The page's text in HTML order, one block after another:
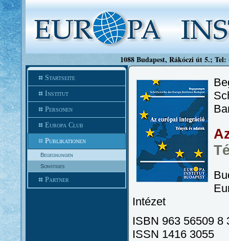
1088 Budapest, Rákóczi út 5.;
Startseite
Institut
Personen
Europa Club
Publikationen
Begegnungen
Sonstiges
Partner
Intézet
ISBN 963 56509 8
ISSN 1416 3055